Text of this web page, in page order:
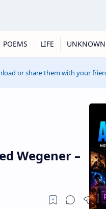
POEMS LIFE UNKNOWN
or share them with your
Wegener –